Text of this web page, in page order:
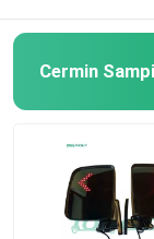
Baterai
Suku
Cermin